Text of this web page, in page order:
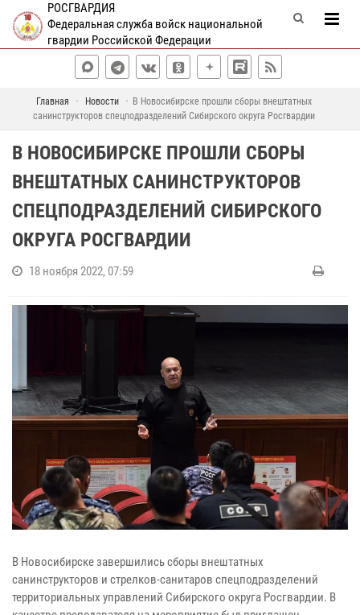
РОСГВАРДИЯ
Федеральная служба войск национальной
гвардии Российской Федерации
Главная Новости
В Новосибирске прошли сборы внештатных
санинструкторов спецподразделений Сибирского округа Росгвардии
В НОВОСИБИРСКЕ ПРОШЛИ СБОРЫ
ВНЕШТАТНЫХ САНИНСТРУКТОРОВ
СПЕЦПОДРАЗДЕЛЕНИЙ СИБИРСКОГО
ОКРУГА РОСГВАРДИИ
18 ноября 2022, 07:59
В Новосибирске завершились сборы внештатных
санинструкторов и стрелков-санитаров спецподразделений
территориальных управлений Сибирского округа Росгвардии. В